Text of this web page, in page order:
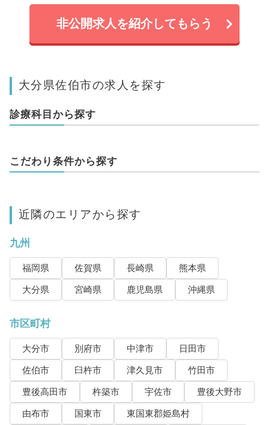
非公開求人を紹介してもらう
大分県佐伯市の求人を探す
診療科目から探す
こだわり条件から探す
近隣のエリアから探す
九州
福岡県 佐賀県 長崎県
熊本県
大分県
宮崎県 鹿児島県 沖縄県
市区町村
大分市 別府市 中津市
日田市
佐伯市
臼杵市 津久見市
竹田市
豊後高田市
杵築市 宇佐市
豊後大野市
由布市
国東市
東国東郡姫島村